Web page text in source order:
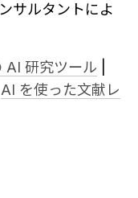
サルタントによ
AI 研究ツール
AI を使った文献レ